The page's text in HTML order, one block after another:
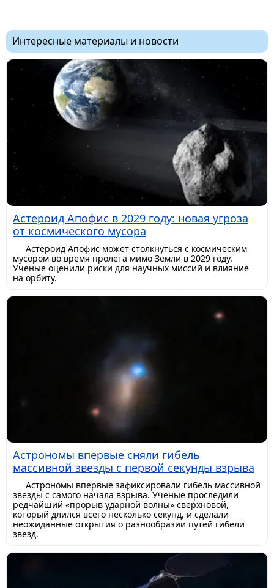
Интересные материалы и новости
Астероид Апофис в 2029 году: новая угроза
от космического мусора
Астероид Апофис может столкнуться с космическим
мусором во время пролета мимо Земли в 2029 году.
Ученые оценили риски для научных миссий и влияние
на орбиту.
Астрономы впервые сняли гибель
массивной звезды с первой секунды взрыва
Астрономы впервые зафиксировали гибель массивной
звезды с самого начала взрыва. Ученые проследили
редчайший «прорыв ударной волны» сверхновой,
который длился всего несколько секунд, и сделали
неожиданные открытия о разнообразии путей гибели
звезд.